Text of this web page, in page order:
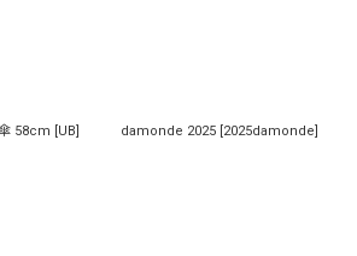
58cm [UB] damonde 2025 [2025damonde]